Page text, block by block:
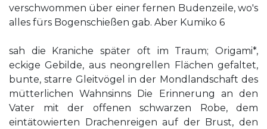
verschwommen über einer fernen Budenzeile, wo's
alles fürs Bogenschießen gab. Aber Kumiko 6
sah die Kraniche später oft im Traum; Origami*,
eckige Gebilde, aus neongrellen Flächen gefaltet,
bunte, starre Gleitvögel in der Mondlandschaft des
mütterlichen Wahnsinns Die Erinnerung an den
Vater mit der offenen schwarzen Robe, dem
eintätowierten Drachenreigen auf der Brust, den